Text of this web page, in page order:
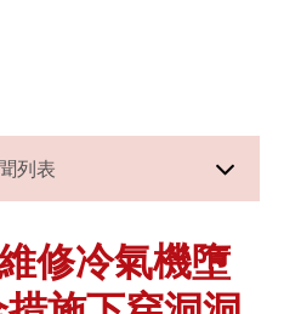
列表
修冷氣機墮